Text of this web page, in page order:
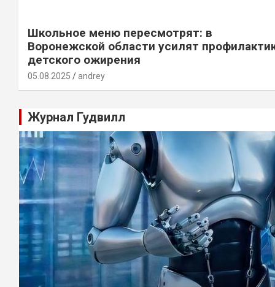
Школьное меню пересмотрят: в
Воронежской области усилят
детского ожирения
05.08.2025 andrey
Журнал Гудвилл